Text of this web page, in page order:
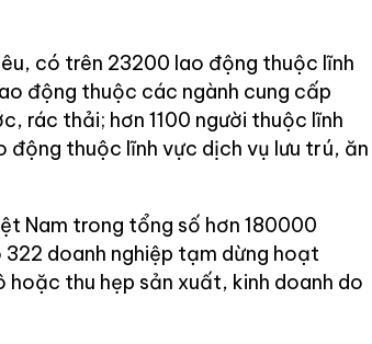
có trên 23200 lao động thuộc lĩnh
động thuộc các ngành cung cấp
rác thải; hơn 1100 người thuộc lĩnh
động thuộc lĩnh vực dịch vụ lưu trú, ăn
Nam trong tổng số hơn 180000
doanh nghiệp tạm dừng hoạt
thu hẹp sản xuất, kinh doanh do